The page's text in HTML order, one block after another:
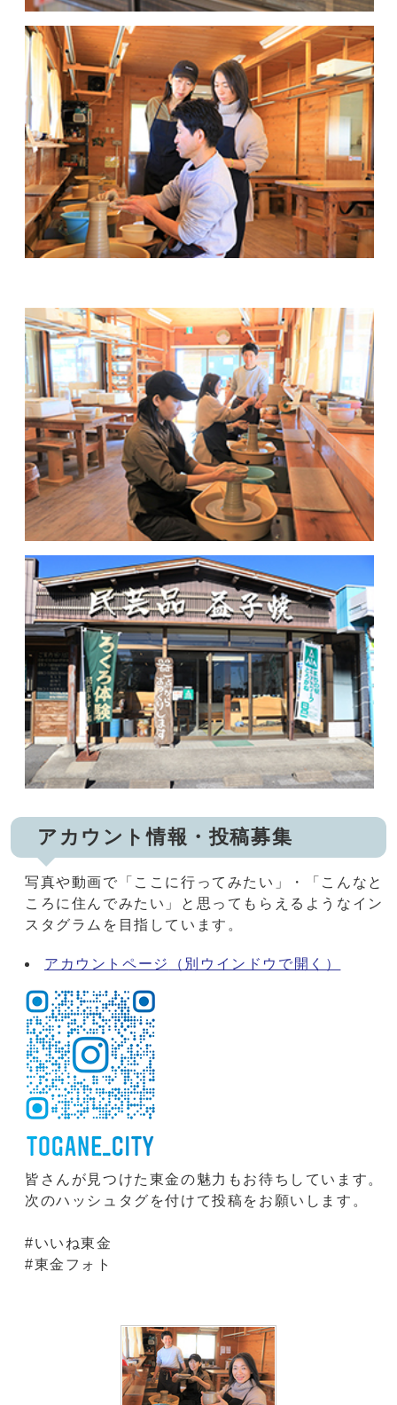
アカウント情報・投稿募集
写真や動画で「ここに行ってみたい」・「こんなと
ころに住んでみたい」と思ってもらえるようなイン
スタグラムを目指しています。
アカウントページ （別ウインドウで開く）
皆さんが見つけた東金の魅力もお待ちしています。
次のハッシュタグを付けて投稿をお願いします。
#いいね東金
#東金フォト